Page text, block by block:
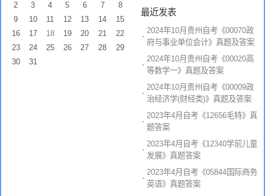
2
3 4 5 6 7
8
9
10 11 12 13 14
15
16
17 18 19 20 21
22
23
24 25 26 27 28
29
30
31
最近发表
2024年10月贵州自考《00070政
府与事业单位会计》真题及答案
2024年10月贵州自考《00020高
等数学一》真题及答案
2024年10月贵州自考《00009政
治经济学(财经类)》真题及答案
2023年4月自考《12656毛特》真
题答案
2023年4月自考《12340学前儿童
发展》真题答案
2023年4月自考《05844国际商务
英语》真题答案